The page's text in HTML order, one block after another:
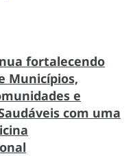
fortalecendo
Municípios,
e
com uma